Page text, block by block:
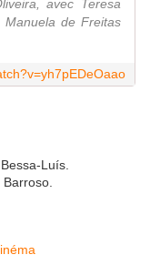
avec Teresa
Manuela de Freitas
Luís.